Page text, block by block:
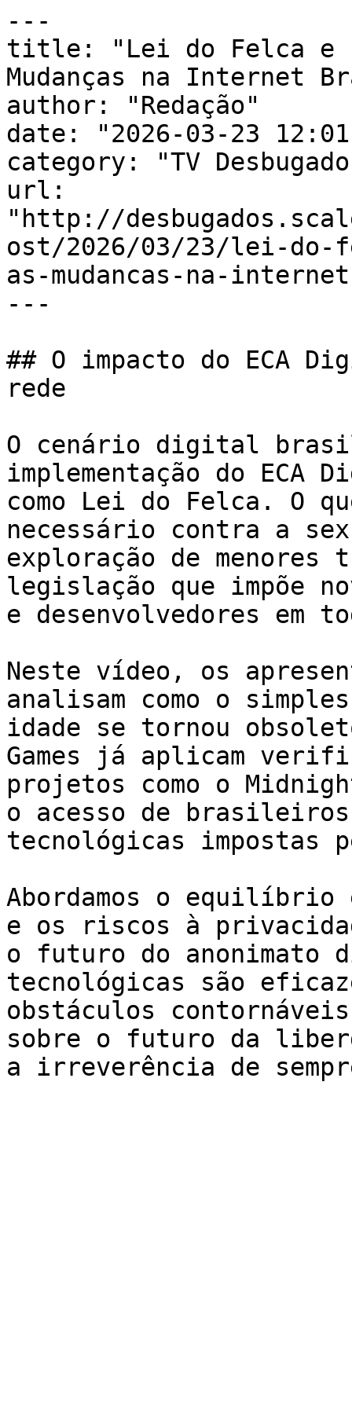
---
title: "Lei do Felca e
Mudanças na Internet
author: "Redação"
date: "2026-03-23
category: "TV
url:
"http://
ost/2026/03/23/lei-do-
as-mudancas-na-
---
## O impacto do ECA
rede
O cenário digital
implementação do ECA
como Lei do Felca. O
necessário contra a
exploração de menores
legislação que impõe
e desenvolvedores em
Neste vídeo, os
analisam como o
idade se tornou
Games já aplicam
projetos como o
o acesso de
tecnológicas impostas
Abordamos o
e os riscos à
o futuro do anonimato
tecnológicas são
obstáculos
sobre o futuro da
a irreverência de